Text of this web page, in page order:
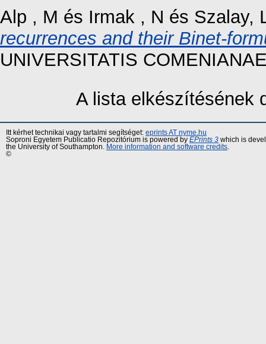
Alp , M és Irmak , N és Szalay,
recurrences and their Binet-
UNIVERSITATIS
A lista elkészítésének
Itt kérhet technikai vagy tartalmi segítséget: eprints AT nyme.hu
Soproni Egyetem Publicatio Repozitórium is powered by EPrints 3 which is
the University of Southampton.
More information and software credits
©